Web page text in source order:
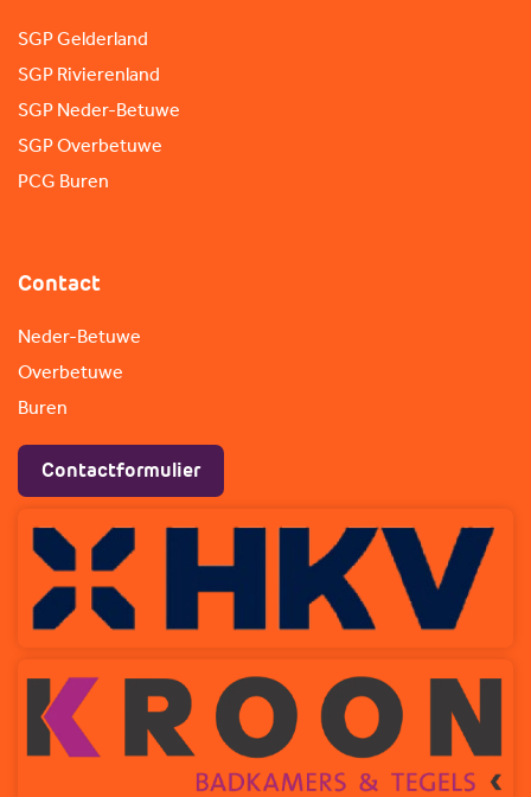
SGP Gelderland
SGP Rivierenland
SGP Neder-Betuwe
SGP Overbetuwe
PCG Buren
Contact
Neder-Betuwe
Overbetuwe
Buren
Contactformulier